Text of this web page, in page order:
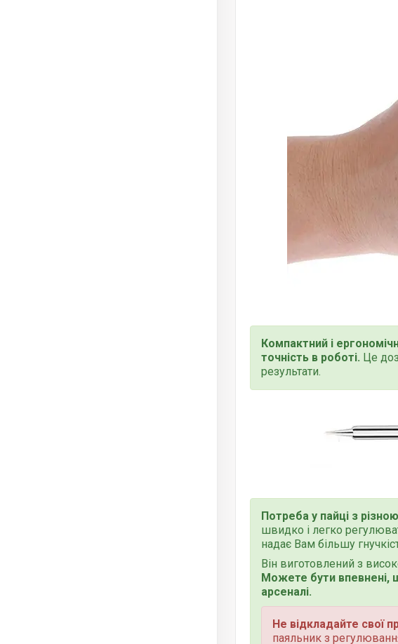
Компактний і
точність в роботі. Це
результати.
Потреба у пайці з
швидко і легко
надає Вам більшу
Він виготовлений з
Можете бути впевнені,
арсеналі.
Не відкладайте свої
паяльник з